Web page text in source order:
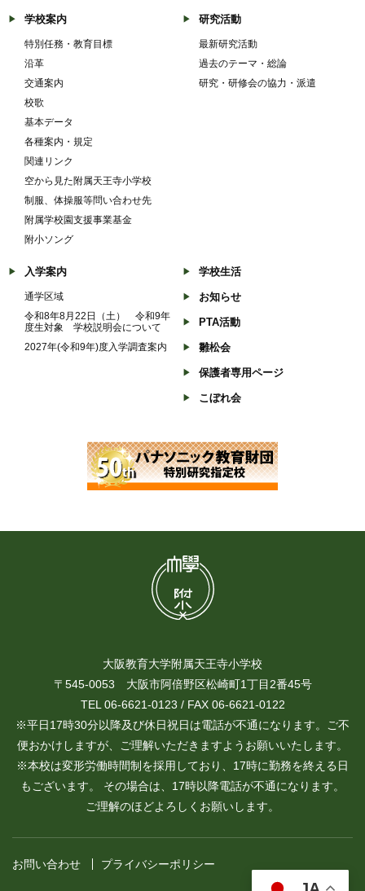
学校案内
特別任務・教育目標
沿革
交通案内
校歌
基本データ
各種案内・規定
関連リンク
空から見た附属天王寺小学校
制服、体操服等問い合わせ先
附属学校園支援事業基金
附小ソング
研究活動
最新研究活動
過去のテーマ・総論
研究・研修会の協力・派遣
入学案内
通学区域
令和8年8月22日（土） 令和9年
度生対象 学校説明会について
2027年(令和9年)度入学調査案内
学校生活
お知らせ
PTA活動
雛松会
保護者専用ページ
こぼれ会
大阪教育大学附属天王寺小学校
〒545-0053 大阪市阿倍野区松崎町1丁目2番45号
TEL 06-6621-0123 / FAX 06-6621-0122
※平日17時30分以降及び休日祝日は電話が不通になります。ご不
便おかけしますが、ご理解いただきますようお願いいたします。
※本校は変形労働時間制を採用しており、17時に勤務を終える日
もございます。 その場合は、17時以降電話が不通になります。
ご理解のほどよろしくお願いします。
お問い合わせ プライバシーポリシー